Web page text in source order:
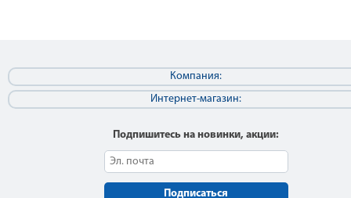
Компания:
Интернет-магазин:
Подпишитесь на новинки, акции:
Подписаться